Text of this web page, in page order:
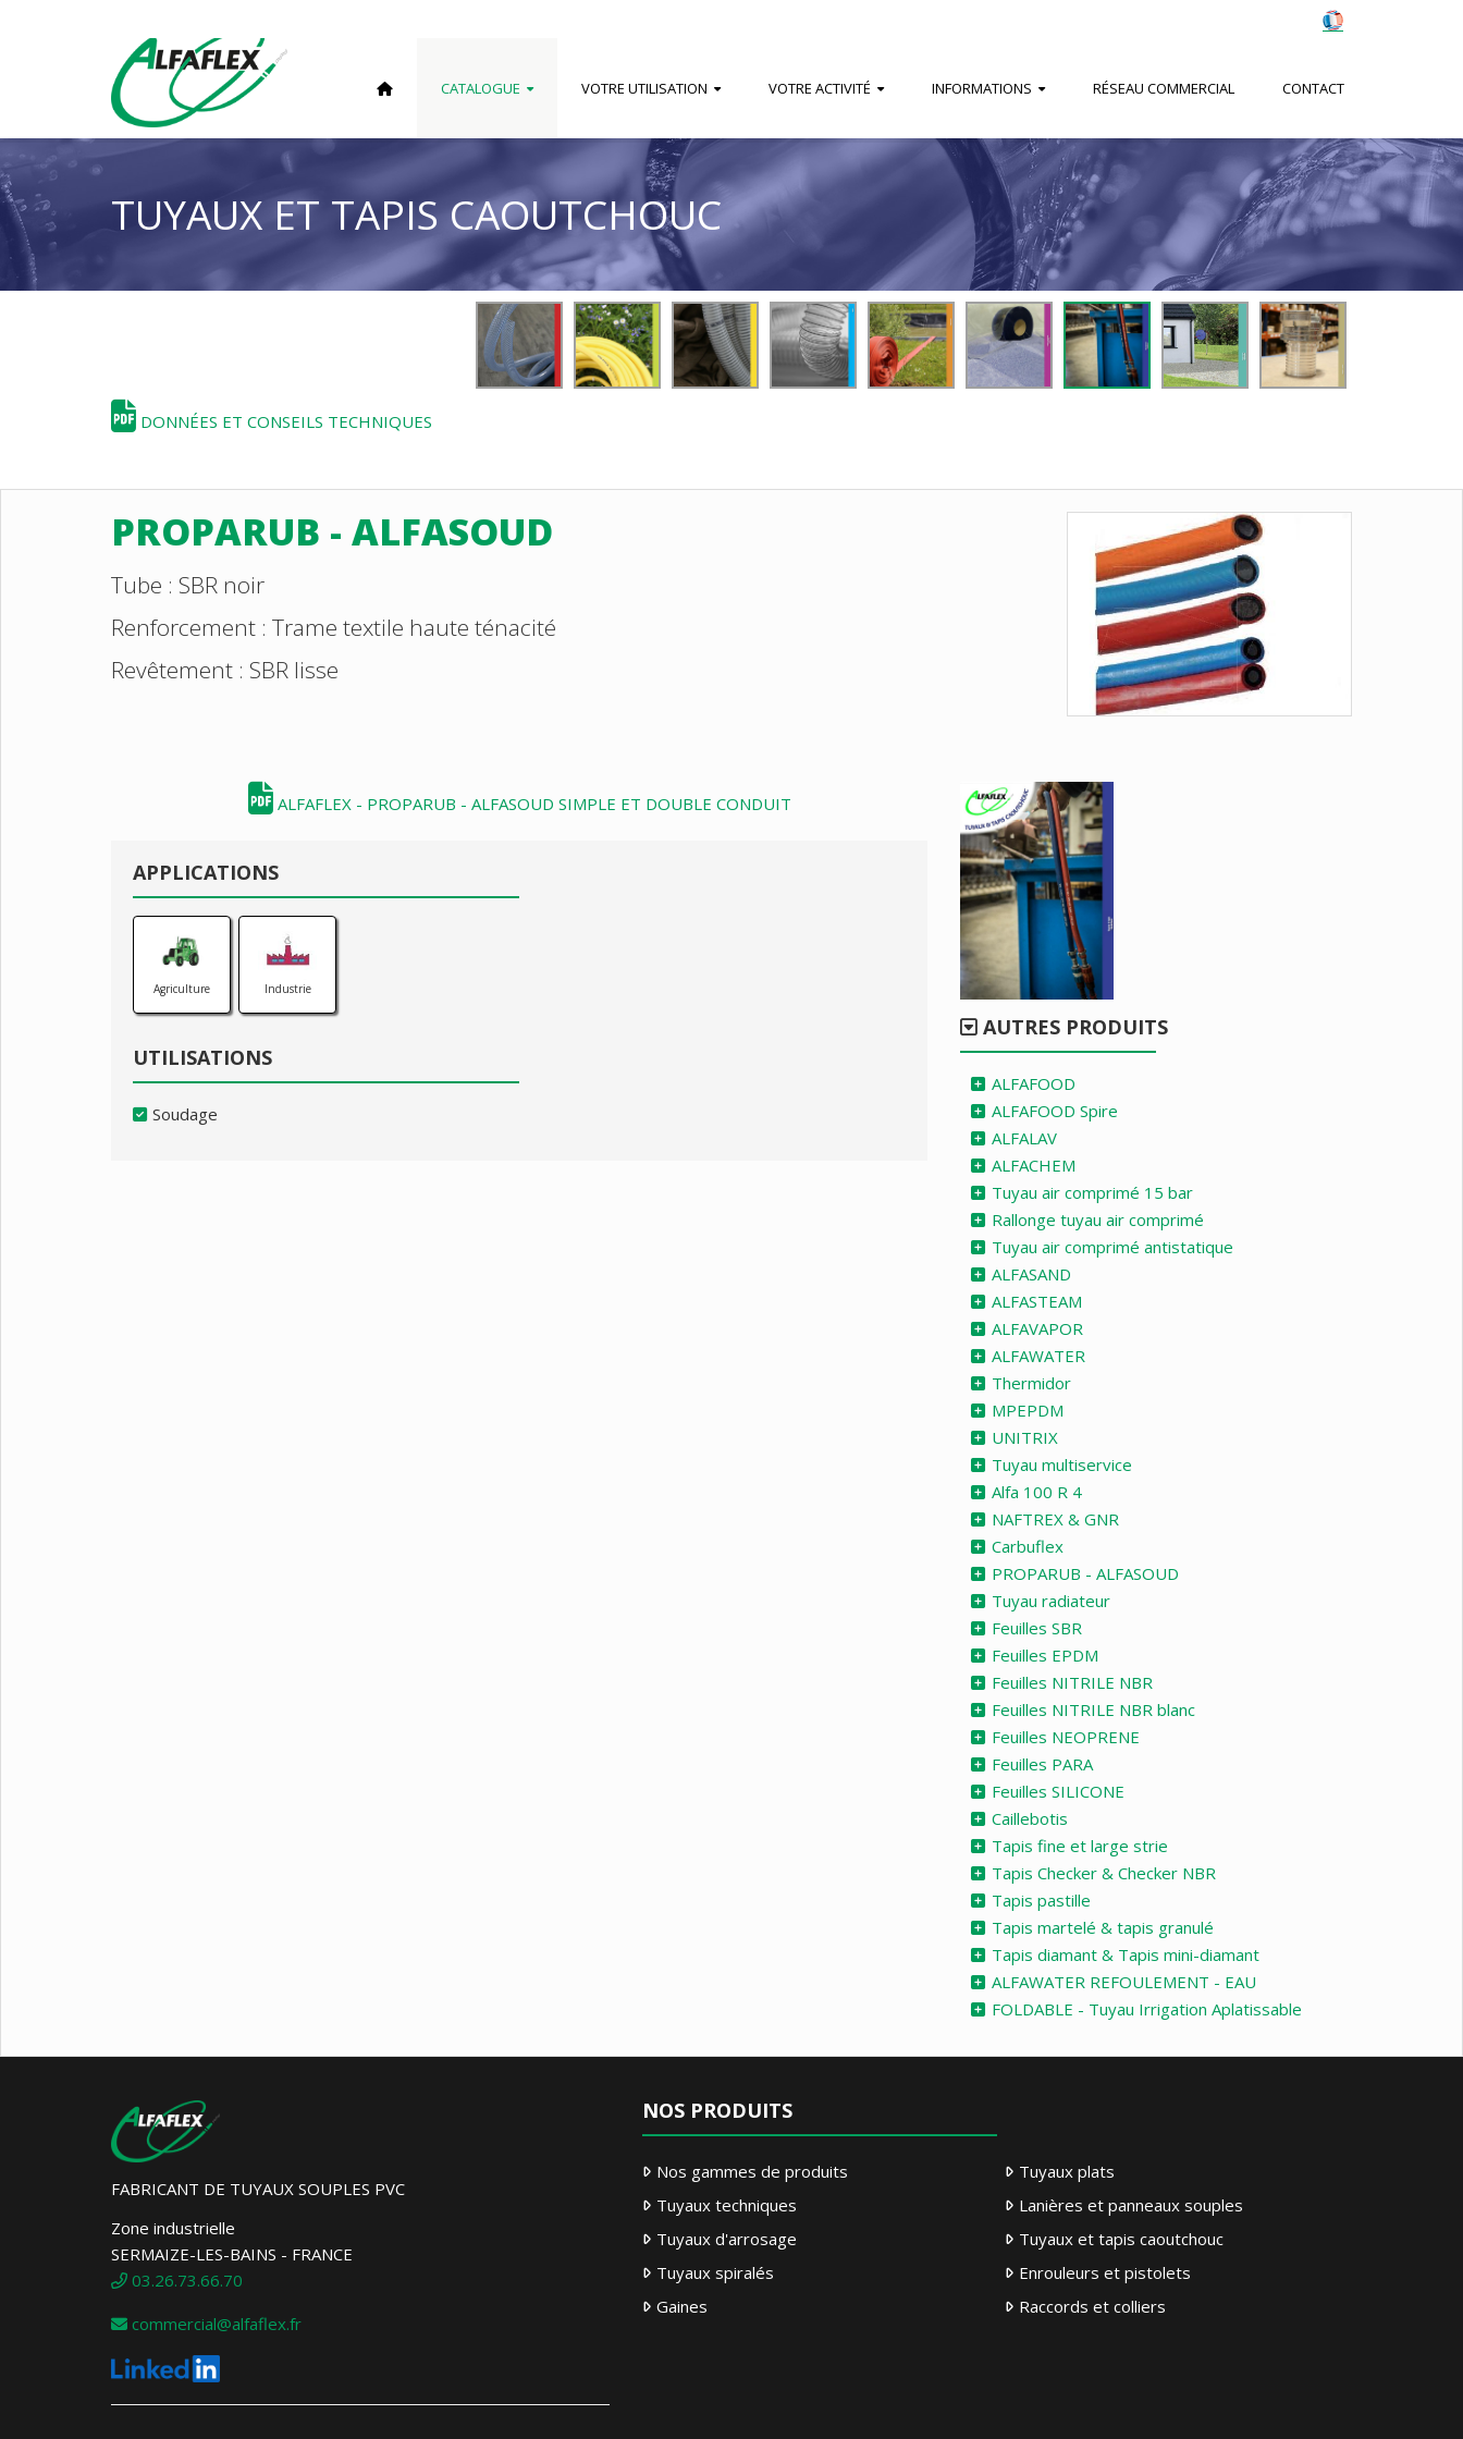
CATALOGUE VOTRE UTILISATION VOTRE ACTIVITÉ INFORMATIONS RÉSEAU COMMERCIAL CONTACT
TUYAUX ET TAPIS CAOUTCHOUC
DONNÉES ET CONSEILS TECHNIQUES
PROPARUB - ALFASOUD
Tube : SBR noir
Renforcement : Trame textile haute ténacité
Revêtement : SBR lisse
ALFAFLEX - PROPARUB - ALFASOUD SIMPLE ET DOUBLE CONDUIT
APPLICATIONS
Agriculture Industrie
UTILISATIONS
Soudage
AUTRES PRODUITS
ALFAFOOD
ALFAFOOD Spire
ALFALAV
ALFACHEM
Tuyau air comprimé 15 bar
Rallonge tuyau air comprimé
Tuyau air comprimé antistatique
ALFASAND
ALFASTEAM
ALFAVAPOR
ALFAWATER
Thermidor
MPEPDM
UNITRIX
Tuyau multiservice
Alfa 100 R 4
NAFTREX & GNR
Carbuflex
PROPARUB - ALFASOUD
Tuyau radiateur
Feuilles SBR
Feuilles EPDM
Feuilles NITRILE NBR
Feuilles NITRILE NBR blanc
Feuilles NEOPRENE
Feuilles PARA
Feuilles SILICONE
Caillebotis
Tapis fine et large strie
Tapis Checker & Checker NBR
Tapis pastille
Tapis martelé & tapis granulé
Tapis diamant & Tapis mini-diamant
ALFAWATER REFOULEMENT - EAU
FOLDABLE - Tuyau Irrigation Aplatissable
FABRICANT DE TUYAUX SOUPLES PVC
Zone industrielle
SERMAIZE-LES-BAINS - FRANCE
03.26.73.66.70
commercial@alfaflex.fr
NOS PRODUITS
Nos gammes de produits
Tuyaux techniques
Tuyaux d'arrosage
Tuyaux spiralés
Gaines
Tuyaux plats
Lanières et panneaux souples
Tuyaux et tapis caoutchouc
Enrouleurs et pistolets
Raccords et colliers